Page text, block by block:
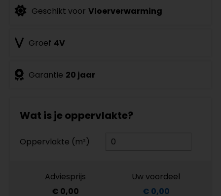
Geschikt voor Vloerverwarming
Groef 4V
Garantie 20 jaar
Wat is je oppervlakte?
Oppervlakte (m²)
Adviesprijs
€ 0,00
Uw voordeel
€ 0,00